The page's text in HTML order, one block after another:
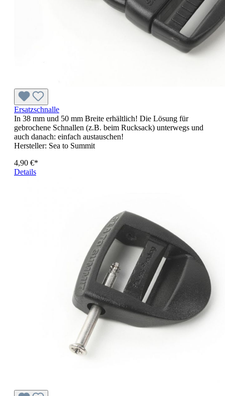
Ersatzschnalle
In 38 mm und 50 mm Breite erhältlich! Die Lösung für
gebrochene Schnallen (z.B. beim Rucksack) unterwegs und
auch danach: einfach austauschen!
Hersteller: Sea to Summit
4,90 €*
Details